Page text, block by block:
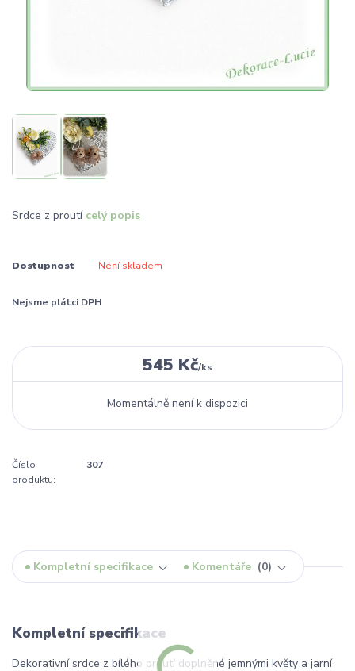
Srdce z proutí celý popis
Dostupnost Není skladem
Nejsme plátci DPH
545 Kč/ks
Momentálně není k dispozici
Číslo
produktu:
307
Kompletní specifikace Komentáře 0
Kompletní specifikace
Dekorativní srdce z bílého proutí doplněné jemnými květy a jarní